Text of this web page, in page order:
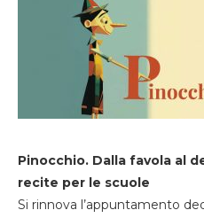
Pinocchio. Dalla favola al
recite per le scuole
Si rinnova l’appuntamento